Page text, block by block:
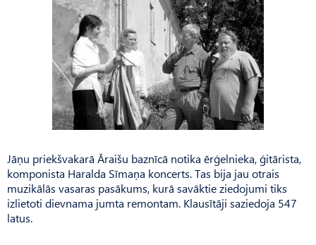
Jāņu priekšvakarā Āraišu baznīcā notika ērģelnieka, ģitārista,
komponista Haralda Sīmaņa koncerts. Tas bija jau otrais
muzikālās vasaras pasākums, kurā savāktie ziedojumi tiks
izlietoti dievnama jumta remontam. Klausītāji saziedoja 547
latus.